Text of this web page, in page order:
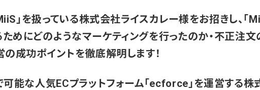
」を扱っている株式会社ライスカレー様をお招きし、「
めにどのようなマーケティングを行ったのか・不正注文
成功ポイントを徹底解明します！
能な人気ECプラットフォーム「ecforce」を運営する株